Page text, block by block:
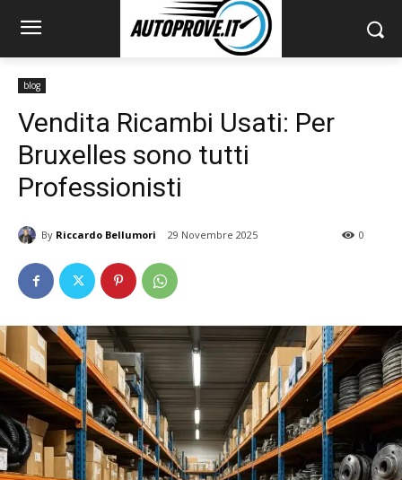
blog
Vendita Ricambi Usati: Per
Bruxelles sono tutti
Professionisti
By Riccardo Bellumori 29 Novembre 2025 0